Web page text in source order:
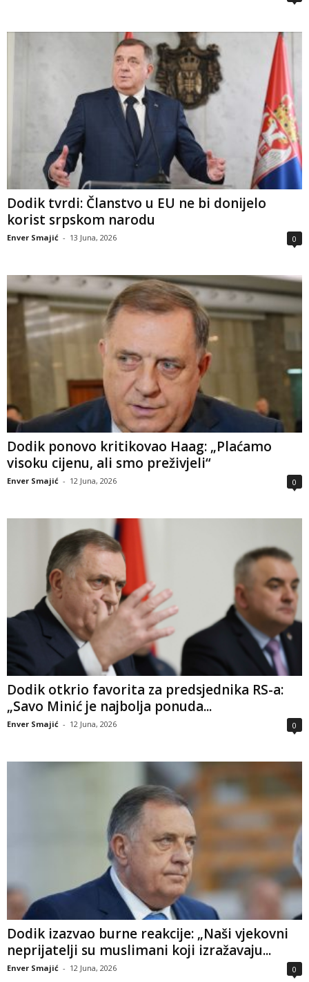
Dodik tvrdi: Članstvo u EU ne bi donijelo
korist srpskom narodu
Enver Smajić - 13 Juna, 2026 0
Dodik ponovo kritikovao Haag: „Plaćamo
visoku cijenu, ali smo preživjeli“
Enver Smajić - 12 Juna, 2026 0
Dodik otkrio favorita za predsjednika RS-a:
„Savo Minić je najbolja ponuda...
Enver Smajić - 12 Juna, 2026 0
Dodik izazvao burne reakcije: „Naši vjekovni
neprijatelji su muslimani koji izražavaju...
Enver Smajić - 12 Juna, 2026 0